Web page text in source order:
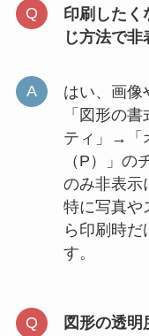
印刷したく
じ方法で非
はい、画像
「図形の
ティ」→「
（P）」の
のみ非表示
特に写真や
ら印刷時
す。
図形の透